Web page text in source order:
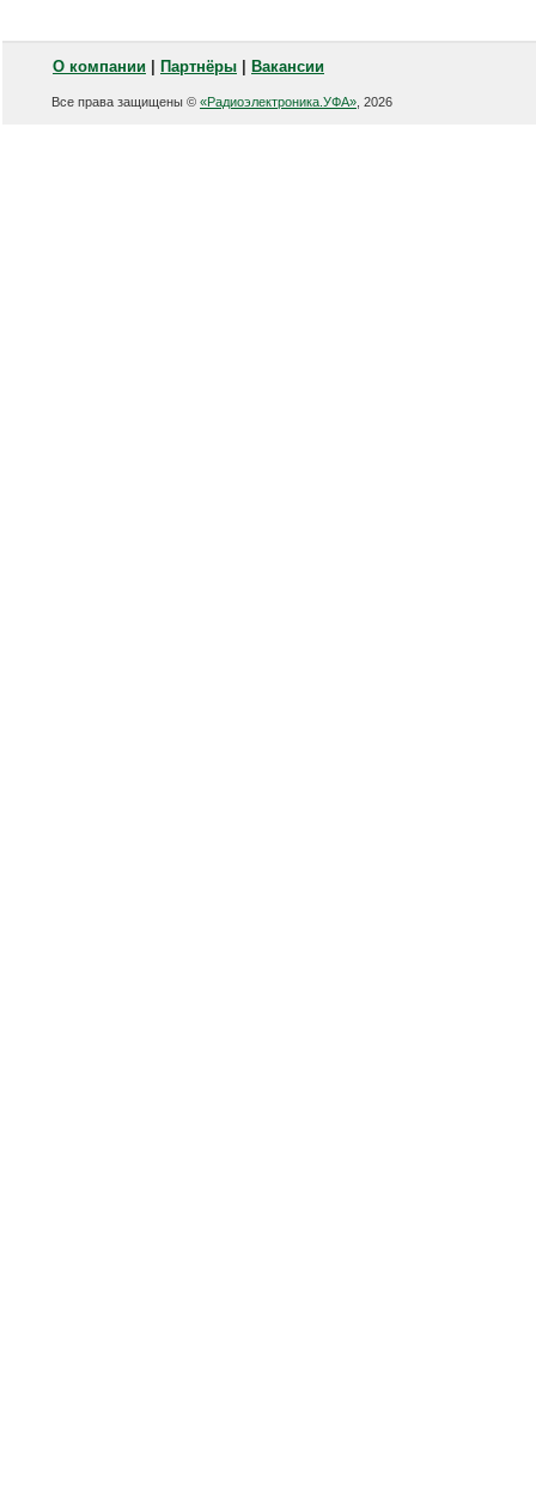
О компании Партнёры Вакансии
Все права защищены © «Радиоэлектроника.УФА» , 2026